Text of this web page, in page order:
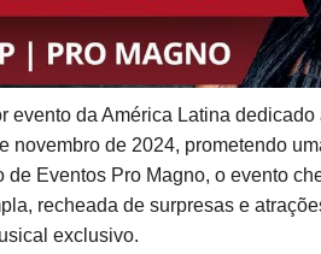
evento da América Latina
novembro de 2024, prometendo
Eventos Pro Magno, o evento
recheada de surpresas e
exclusivo.